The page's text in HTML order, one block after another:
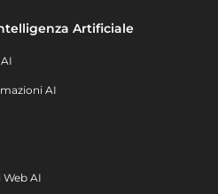
Artificiale
AI
AI